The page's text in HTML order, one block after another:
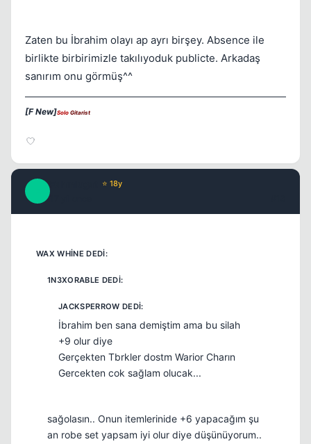
Zaten bu İbrahim olayı ap ayrı birşey. Absence ile
birlikte birbirimizle takılıyoduk publicte. Arkadaş
sanırım onu görmüş^^
[F New]Solo Gitarist
⭐ 18y
İbrahim ben sana demiştim ama bu silah
+9 olur diye
Gerçekten Tbrkler dostm Warior Charın
Gercekten cok sağlam olucak...
sağolasın.. Onun itemlerinide +6 yapacağım şu
an robe set yapsam iyi olur diye düşünüyorum..